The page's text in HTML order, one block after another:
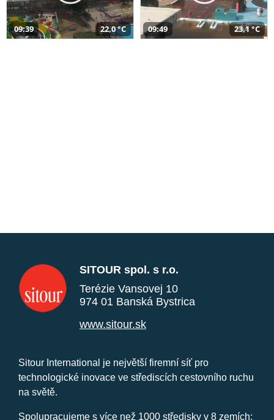
09:39 22,0 °C 09:49 23,1 °C
SITOUR spol. s r.o.
Terézie Vansovej 10
974 01 Banská Bystrica
www.sitour.sk
Sitour International je největší firemní síť pro
technologické inovace ve střediscích cestovního ruchu
na světě.
Spolupracujeme s více než 1000 středisky v 8 zemích: